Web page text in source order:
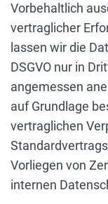
Vorbehaltlich
vertraglicher
lassen wir die
DSGVO nur in
angemessen
auf Grundlage
vertraglichen
Vorliegen von
internen